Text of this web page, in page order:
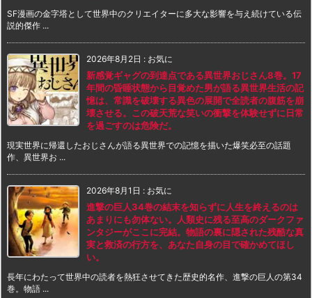
SF漫画の金字塔として世界中のクリエイターに多大な影響を与え続けている伝
説的傑作 ...
2026年8月2日 : お気に
新感覚ギャグの到達点である異世界おじさん8巻。17
年間の昏睡状態から目覚めた男が語る異世界生活の記
憶は、常識を破壊する異色の展開で全読者の腹筋を崩
壊させる。この破天荒な笑いの衝撃を体験せずに日常
を過ごすのは危険だ。
現実世界に帰還したおじさんが語る異世界での記憶を描いた爆笑必至の話題
作、異世界お ...
2026年8月1日 : お気に
進撃の巨人34巻の結末を知らずに人生を終えるのは
あまりにも勿体ない。人類史に残る至高のダークファ
ンタジーがここに完結。物語の裏に隠された残酷な真
実と救済の行方を、あなた自身の目で確かめてほし
い。
長年にわたって世界中の読者を熱狂させてきた歴史的名作、進撃の巨人の第34
巻。物語 ...